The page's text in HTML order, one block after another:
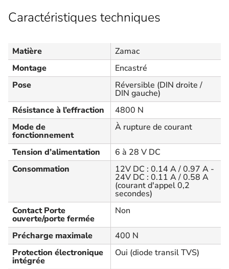
Caractéristiques techniques
Matière
Zamac
Montage
Encastré
Pose
Réversible (DIN droite /
DIN gauche)
Résistance à l’effraction
4800 N
Mode de
fonctionnement
À rupture de courant
Tension d’alimentation
6 à 28 V DC
Consommation
12V DC : 0.14 A / 0.97 A -
24V DC : 0.11 A / 0.58 A
(courant d'appel 0,2
secondes)
Contact Porte
ouverte/porte fermée
Non
Précharge maximale
400 N
Protection électronique
intégrée
Oui (diode transil TVS)